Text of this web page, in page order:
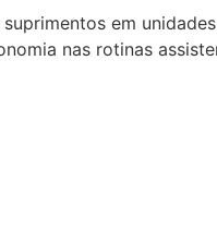
em
nas rotinas